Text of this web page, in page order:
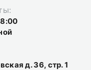
д. 36, стр. 1